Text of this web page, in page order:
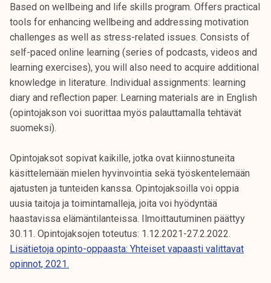
Based on wellbeing and life skills program. Offers practical
tools for enhancing wellbeing and addressing motivation
challenges as well as stress-related issues. Consists of
self-paced online learning (series of podcasts, videos and
learning exercises), you will also need to acquire additional
knowledge in literature. Individual assignments: learning
diary and reflection paper. Learning materials are in English
(opintojakson voi suorittaa myös palauttamalla tehtävät
suomeksi).
Opintojaksot sopivat kaikille, jotka ovat kiinnostuneita
käsittelemään mielen hyvinvointia sekä työskentelemään
ajatusten ja tunteiden kanssa. Opintojaksoilla voi oppia
uusia taitoja ja toimintamalleja, joita voi hyödyntää
haastavissa elämäntilanteissa. Ilmoittautuminen päättyy
30.11. Opintojaksojen toteutus: 1.12.2021-27.2.2022.
Lisätietoja opinto-oppaasta: Yhteiset vapaasti valittavat
opinnot, 2021.